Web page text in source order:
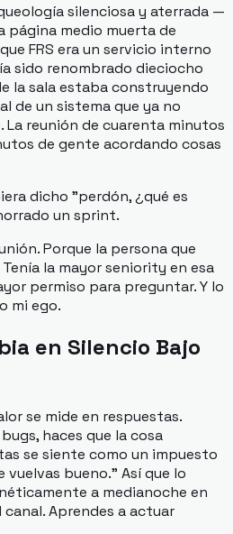
silenciosa y aterrada —
página medio muerta de
FRS era un servicio interno
sido renombrado dieciocho
la sala estaba construyendo
de un sistema que ya no
La reunión de cuarenta minutos
de gente acordando cosas
dicho "perdón, ¿qué es
un sprint.
Porque la persona que
la mayor seniority en esa
permiso para preguntar. Y lo
mi ego.
en Silencio Bajo
se mide en respuestas.
haces que la cosa
se siente como un impuesto
bueno." Así que lo
a medianoche en
Aprendes a actuar